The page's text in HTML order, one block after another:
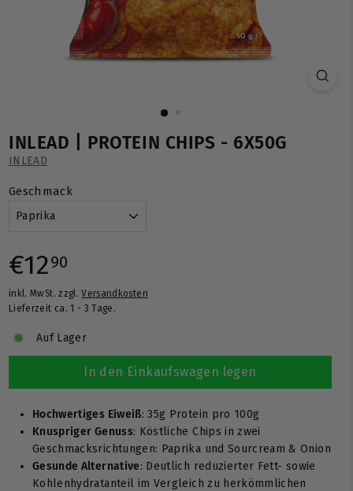
INLEAD | PROTEIN CHIPS - 6X50G
INLEAD
Geschmack
Normaler
Preis
€1290
inkl. MwSt. zzgl.Versandkosten
Lieferzeit ca. 1 - 3 Tage.
Auf Lager
In den Einkaufswagen legen
Hochwertiges Eiweiß: 35g Protein pro 100g
Knuspriger Genuss: Köstliche Chips in zwei
Geschmacksrichtungen: Paprika und Sourcream & Onion
Gesunde Alternative: Deutlich reduzierter Fett- sowie
Kohlenhydratanteil im Vergleich zu herkömmlichen